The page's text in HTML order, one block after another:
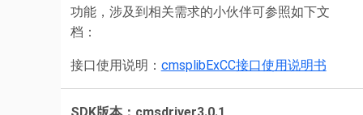
功能，涉及到相关需求的小伙伴可参照如下文
档：
接口使用说明： cmsplibExCC接口使用说明书
SDK版本：cmsdriver3.0.1